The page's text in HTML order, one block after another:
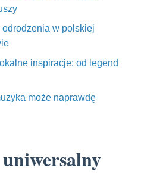
w polskiej
inspiracje: od legend
może naprawdę